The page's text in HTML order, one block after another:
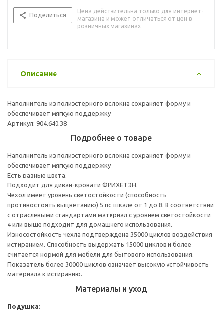
Поделиться
Цена действительна только для интернет-
магазина и может отличаться от цен в
розничных магазинах
Описание
Наполнитель из полиэстерного волокна сохраняет форму и
обеспечивает мягкую поддержку.
Артикул: 904.640.38
Подробнее о товаре
Наполнитель из полиэстерного волокна сохраняет форму и
обеспечивает мягкую поддержку.
Есть разные цвета.
Подходит для диван-кровати ФРИХЕТЭН.
Чехол имеет уровень светостойкости (способность
противостоять выцветанию) 5 по шкале от 1 до 8. В соответствии
с отраслевыми стандартами материал с уровнем светостойкости
4 или выше подходит для домашнего использования.
Износостойкость чехла подтверждена 35000 циклов воздействия
истиранием. Способность выдержать 15000 циклов и более
считается нормой для мебели для бытового использования.
Показатель более 30000 циклов означает высокую устойчивость
материала к истиранию.
Материалы и уход
Подушка: